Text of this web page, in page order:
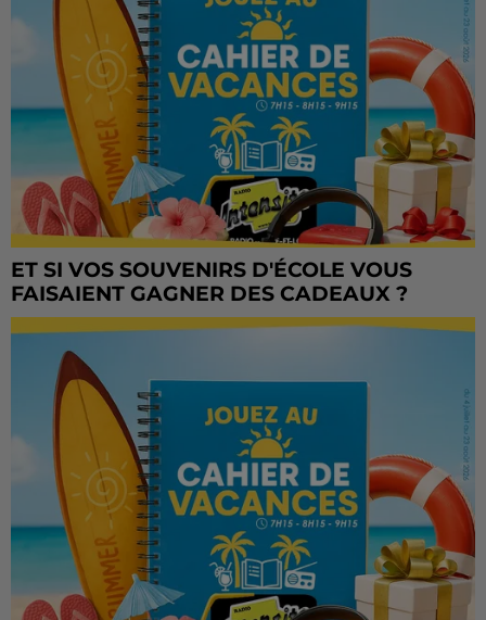
ET SI VOS SOUVENIRS D'ÉCOLE VOUS
FAISAIENT GAGNER DES CADEAUX ?